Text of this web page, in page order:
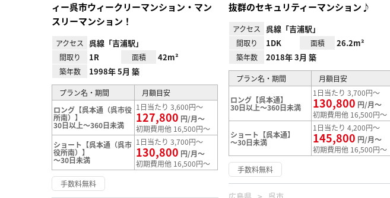
ィー呉市ウィークリーマンション・マン
スリーマンション！
アクセス 呉線「吉浦駅」
間取り 1R 面積 42m²
築年数 1998年 5月 築
プラン名・期間
月額目安
ロング【呉本通（呉市役
所南）】
30日以上～360日未満
1日当たり 3,600円～
127,800 円/月～
初期費用他 16,500円～
ショート【呉本通（呉市
役所南）】
～30日未満
1日当たり 3,700円～
130,800 円/月～
初期費用他 16,500円～
手数料無料
抜群のセキュリティーマンション♪
アクセス 呉線「吉浦駅」
間取り 1DK 面積 26.2m²
築年数 2018年 3月 築
プラン名・期間 月額目安
ロング【呉本通】
30日以上～360日未満
1日当たり 3,700円～
130,800 円/月～
初期費用他 16,500円～
ショート【呉本通】
～30日未満
1日当たり 4,200円～
145,800 円/月～
初期費用他 16,500円～
手数料無料